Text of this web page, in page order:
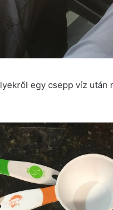
egy csepp víz után